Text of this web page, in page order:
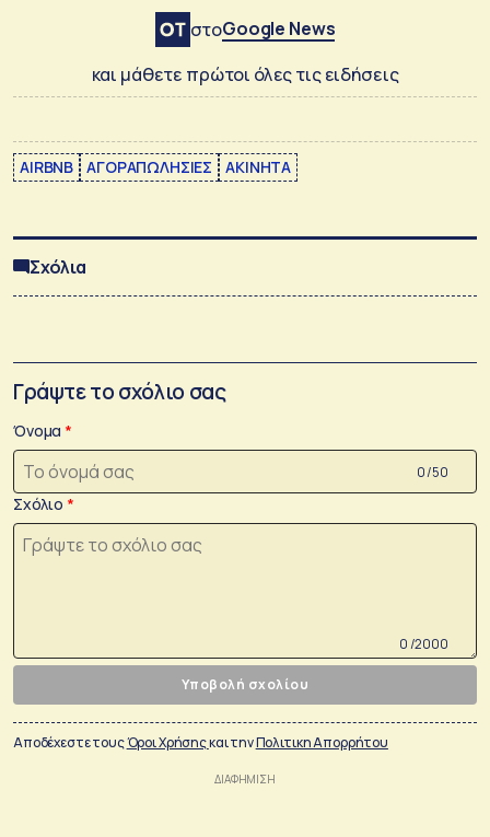
στοGoogle News
και μάθετε πρώτοι όλες τις ειδήσεις
AIRBNB ΑΓΟΡΑΠΩΛΗΣΙΕΣ ΑΚΙΝΗΤΑ
Σχόλια
Γράψτε το σχόλιο σας
Όνομα
0 /50
Σχόλιο
0 /2000
Υποβολή σχολίου
Αποδέχεστε τουςΌροι Χρήσηςκαι τηνΠολιτικη Απορρήτου